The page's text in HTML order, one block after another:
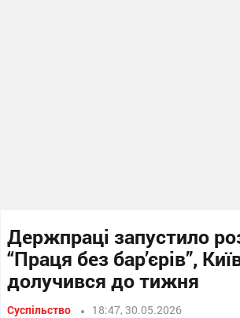
Держпраці запустило
“Праця без бар’єрів”,
долучився до тижня
Суспільство 18:47, 30.05.2026